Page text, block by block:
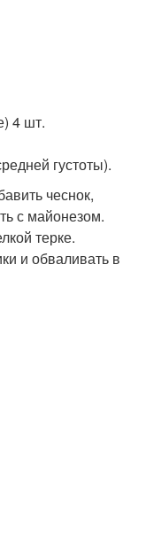
4 шт.
густоты).
чеснок,
с майонезом.
терке.
и обваливать в